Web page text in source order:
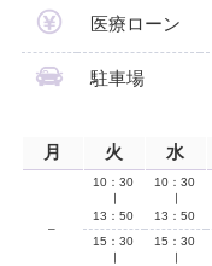
医療ローン
駐車場
月 火 水
–
10：30
13：50
10：30
13：50
15：30
15：30